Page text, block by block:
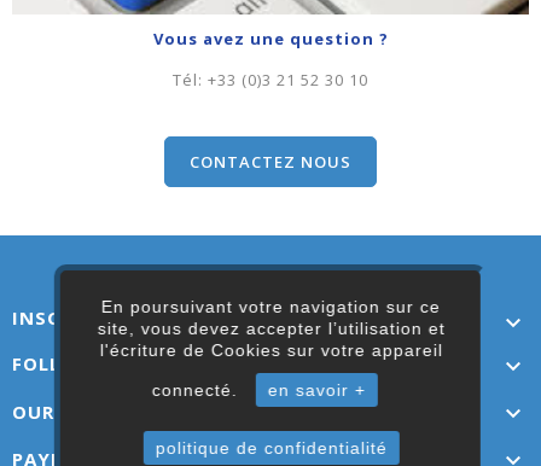
En poursuivant votre navigation sur ce
site, vous devez accepter l’utilisation et
l'écriture de Cookies sur votre appareil
connecté. en savoir +
politique de confidentialité
Vous avez une question ?
Tél: +33 (0)3 21 52 30 10
CONTACTEZ NOUS
INSCRIVEZ-VOUS ICI 
FOLLOW US 
OUR LINKS 
PAYMENT OPTIONS